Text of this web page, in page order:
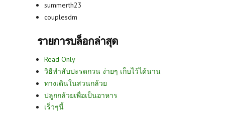
summerth23
couplesdm
รายการบล็อกล่าสุด
Read Only
วิธีทำสับปะรดกวน ง่ายๆ เก็บไว้ได้นาน
ทางเดินในสวนกล้วย
ปลูกกล้วยเพื่อเป็นอาหาร
เร็วๆนี้